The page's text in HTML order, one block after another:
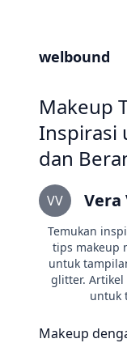
welbound
Makeup
Inspirasi
dan
VV Vera
Temukan
tips makeup
untuk
glitter.
untuk
Makeup